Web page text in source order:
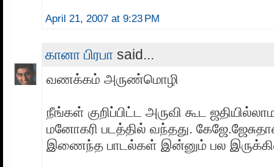
April 21, 2007 at 9:23 PM
கானா பிரபா said...
வணக்கம் அருண்மொழி
நீங்கள் குறிப்பிட்ட அருவி கூட
மனோகரி படத்தில் வந்தது.
இணைந்த பாடல்கள் இன்னும் பல